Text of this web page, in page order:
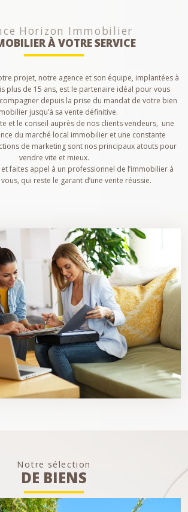
Horizon Immobilier
À VOTRE SERVICE
projet, notre agence et son équipe, implantées à
plus de 15 ans, est le partenaire idéal pour vous
depuis la prise du mandat de votre bien
jusqu’à sa vente définitive.
et le conseil auprès de nos clients vendeurs, une
du marché local immobilier et une constante
de marketing sont nos principaux atouts pour
vendre vite et mieux.
et faites appel à un professionnel de l’immobilier à
qui reste le garant d’une vente réussie.
Notre sélection
DE BIENS